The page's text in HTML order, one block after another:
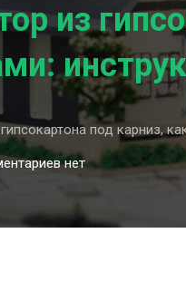
из
под карниз,
к
записи
для
нет